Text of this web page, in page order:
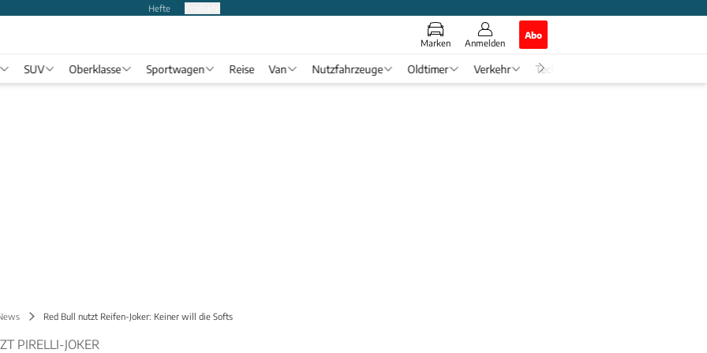
Hefte
Marken Anmelden
Abo
SUV Oberklasse Sportwagen Reise Van Nutzfahrzeuge Oldtimer Verkehr Tech & Zukunft
Red Bull nutzt Reifen-Joker: Keiner will die Softs
PIRELLI-JOKER